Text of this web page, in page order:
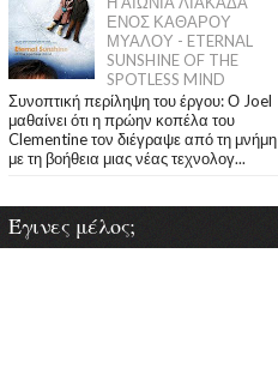
ΕΝΟΣ ΚΑΘΑΡΟΥ
ΜΥΑΛΟΥ - ETERNAL
SUNSHINE OF THE
SPOTLESS MIND
Συνοπτική περίληψη του έργου: Ο Joel
μαθαίνει ότι η πρώην κοπέλα του
Clementine τον διέγραψε από τη μνήμη
με τη βοήθεια μιας νέας τεχνολογ...
Έγινες μέλος;